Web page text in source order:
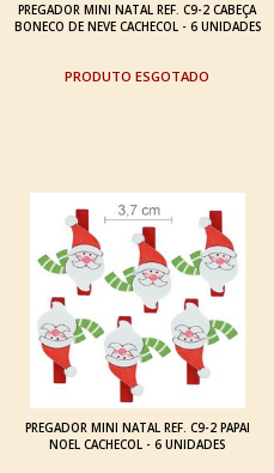
PREGADOR MINI NATAL REF. C9-2 CABEÇA
BONECO DE NEVE CACHECOL - 6 UNIDADES
ESGOTADO
PREGADOR MINI NATAL REF. C9-2 PAPAI
NOEL CACHECOL - 6 UNIDADES